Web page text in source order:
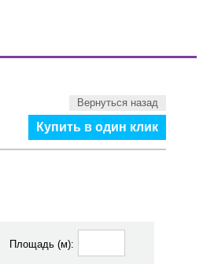
Вернуться назад
Купить в один клик
Площадь (м):